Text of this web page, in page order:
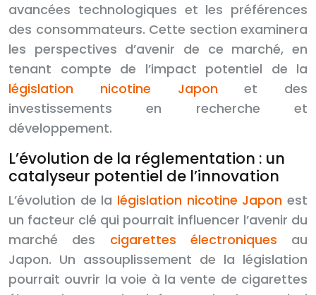
avancées technologiques et les préférences
des consommateurs. Cette section examinera
les perspectives d’avenir de ce marché, en
tenant compte de l’impact potentiel de la
législation nicotine Japonet des
investissements en recherche et
développement.
L’évolution de la réglementation : un
catalyseur potentiel de l’innovation
L’évolution de la législation nicotine Japon est
un facteur clé qui pourrait influencer l’avenir du
marché des cigarettes électroniques au
Japon. Un assouplissement de la législation
pourrait ouvrir la voie à la vente de cigarettes